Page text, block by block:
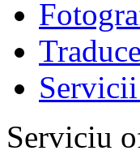
Serviciu